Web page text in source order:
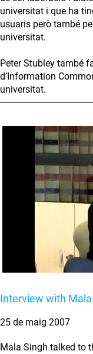
universitat i que ha
usuaris però també
universitat.
Peter Stubley també
d’Information
universitat.
Interview with Mala
25 de maig 2007
Mala Singh talked to